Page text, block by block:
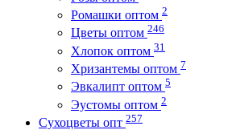
Ромашки оптом 2
Цветы оптом 246
Хлопок оптом 31
Хризантемы оптом 7
Эвкалипт оптом 5
Эустомы оптом 2
Сухоцветы опт 257